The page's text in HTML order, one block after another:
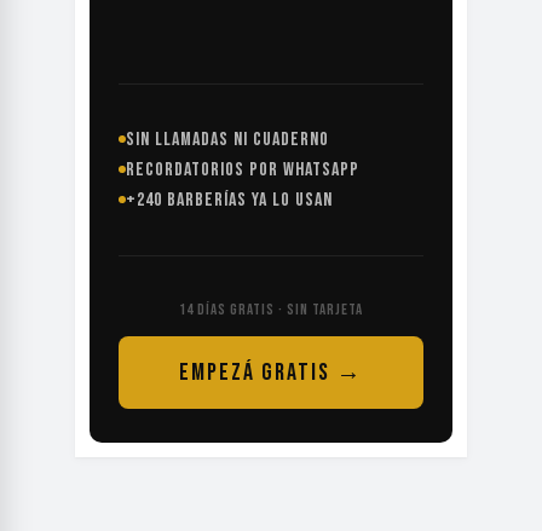
SIN LLAMADAS NI CUADERNO
RECORDATORIOS POR WHATSAPP
+240 BARBERÍAS YA LO USAN
14 DÍAS GRATIS · SIN TARJETA
EMPEZÁ GRATIS →